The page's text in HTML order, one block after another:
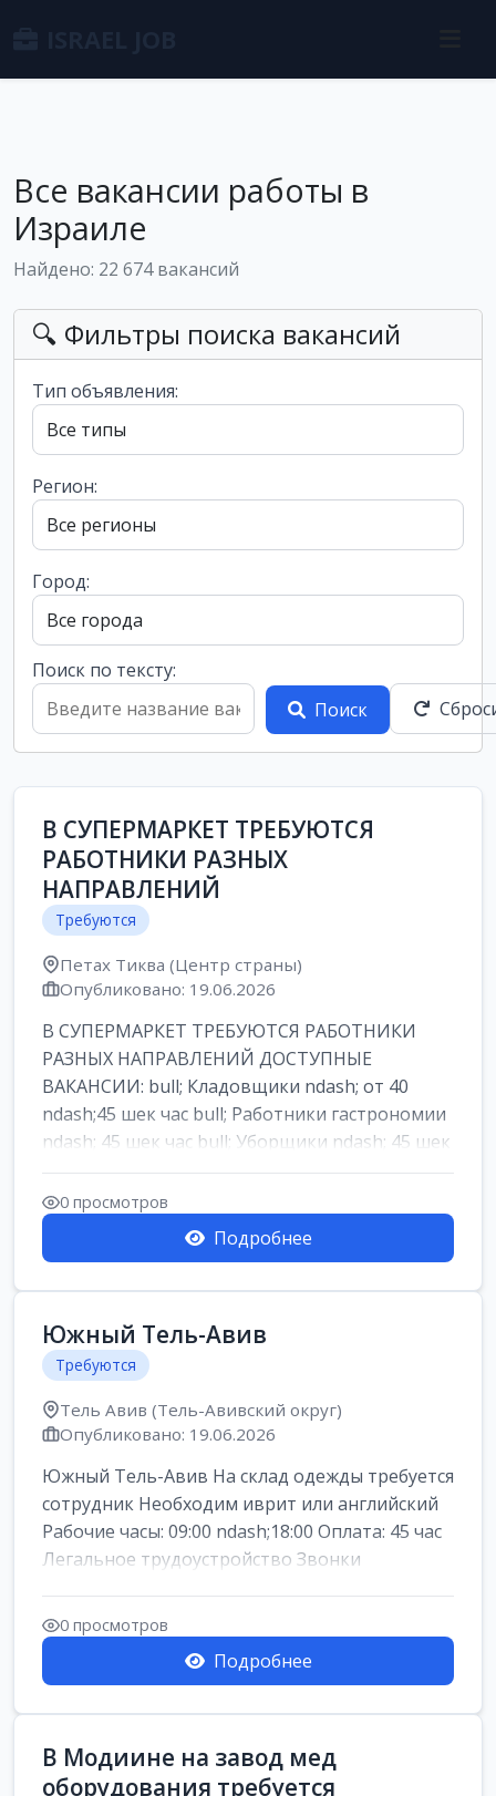
Все вакансии работы в
Израиле
Найдено: 22 674 вакансий
🔍 Фильтры поиска вакансий
Тип объявления:
Регион:
Город:
Поиск по тексту:
Поиск
В СУПЕРМАРКЕТ ТРЕБУЮТСЯ
РАБОТНИКИ РАЗНЫХ
НАПРАВЛЕНИЙ
Требуются
Петах Тиква (Центр страны)
Опубликовано: 19.06.2026
В СУПЕРМАРКЕТ ТРЕБУЮТСЯ РАБОТНИКИ
РАЗНЫХ НАПРАВЛЕНИЙ ДОСТУПНЫЕ
ВАКАНСИИ: bull; Кладовщики ndash; от 40
ndash;45 шек час bull; Работники гастрономии
ndash; 45 шек час bull; Уборщики ndash; 45 шек
час b...
0 просмотров
Подробнее
Южный Тель-Авив
Требуются
Тель Авив (Тель-Авивский округ)
Опубликовано: 19.06.2026
Южный Тель-Авив На склад одежды требуется
сотрудник Необходим иврит или английский
Рабочие часы: 09:00 ndash;18:00 Оплата: 45 час
Легальное трудоустройство Звонки
0 просмотров
Подробнее
В Модиине на завод мед
оборудования требуется